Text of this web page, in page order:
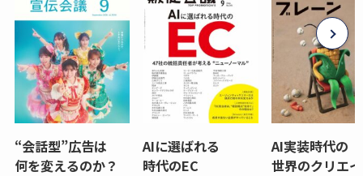
“会話型”広告は
何を変えるのか？
AIに選ばれる
時代のEC
AI実装時代の
世界のクリエ